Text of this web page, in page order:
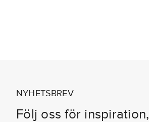
NYHETSBREV
Följ oss för inspiration,